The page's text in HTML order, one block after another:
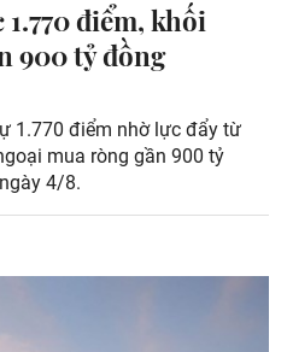
điểm, khối
900 tỷ đồng
1.770 điểm nhờ lực đẩy từ
mua ròng gần 900 tỷ
4/8.